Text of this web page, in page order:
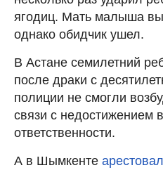
ягодиц. Мать малыша
однако обидчик ушел.
В Астане семилетний
после драки с
полиции не смогли
связи с недостижением
ответственности.
А в Шымкенте